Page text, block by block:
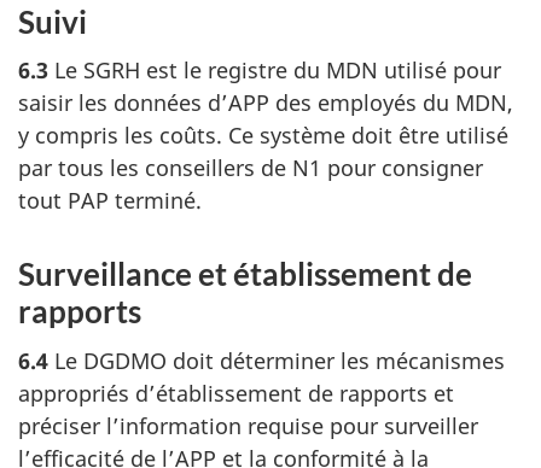
Suivi
6.3 Le SGRH est le registre du MDN utilisé pour
saisir les données d’APP des employés du MDN,
y compris les coûts. Ce système doit être utilisé
par tous les conseillers de N1 pour consigner
tout PAP terminé.
Surveillance et établissement de
rapports
6.4 Le DGDMO doit déterminer les mécanismes
appropriés d’établissement de rapports et
préciser l’information requise pour surveiller
l’efficacité de l’APP et la conformité à la